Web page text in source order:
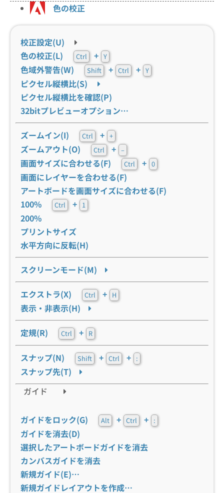
校正設定(U)
色の校正(L)
Ctrl + Y
色域外警告(W) Shift + Ctrl + Y
ピクセル縦横比(S)
ピクセル縦横比を確認(P)
32bitプレビューオプション…
ズームイン(I) Ctrl + +
ズームアウト(O) Ctrl + –
画面サイズに合わせる(F) Ctrl + 0
画面にレイヤーを合わせる(F)
アートボードを画面サイズに合わせる(F)
100%
Ctrl + 1
200%
プリントサイズ
水平方向に反転(H)
スクリーンモード(M)
エクストラ(X) Ctrl + H
表示・非表示(H)
定規(R) Ctrl + R
スナップ(N) Shift + Ctrl + :
スナップ先(T)
ガイド
ガイドをロック(G) Alt + Ctrl + :
ガイドを消去(D)
選択したアートボードガイドを消去
カンバスガイドを消去
新規ガイド(E)…
新規ガイドレイアウトを作成…
色の校正